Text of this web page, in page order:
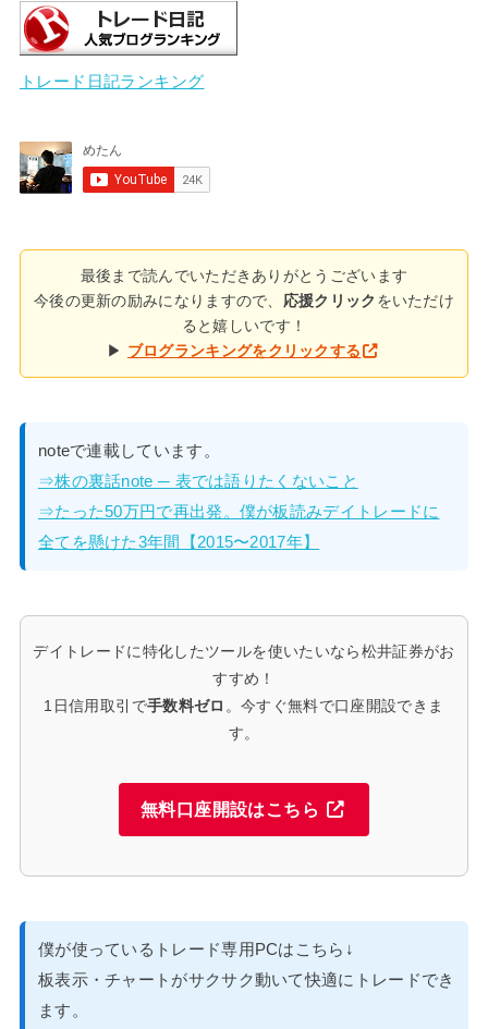
トレード日記ランキング
最後まで読んでいただきありがとうございます
今後の更新の励みになりますので、 応援クリック をいただけ
ると嬉しいです！
▶ ブログランキングをクリックする
noteで連載しています。
⇒株の裏話note ─ 表では語りたくないこと
⇒たった50万円で再出発。僕が板読みデイトレードに
全てを懸けた3年間【2015〜2017年】
デイトレードに特化したツールを使いたいなら松井証券がお
すすめ！
1日信用取引で手数料ゼロ 。今すぐ無料で口座開設できま
す。
無料口座開設はこちら
僕が使っているトレード専用PCはこちら↓
板表示・チャートがサクサク動いて快適にトレードでき
ます。